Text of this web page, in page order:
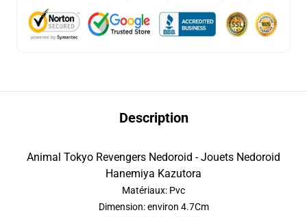
Description
Animal Tokyo Revengers Nedoroid - Jouets Nedoroid
Hanemiya Kazutora
Matériaux: Pvc
Dimension: environ 4.7Cm